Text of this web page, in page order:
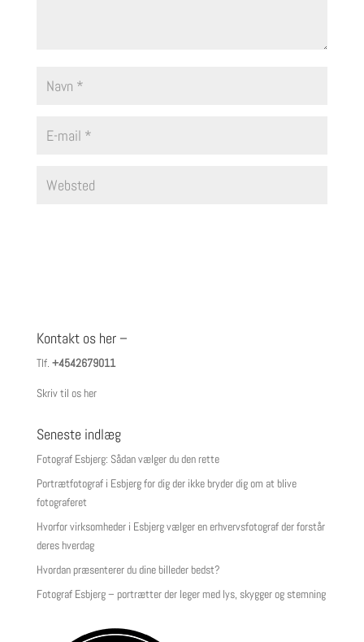
Kontakt os her –
Tlf. +4542679011
Skriv til os her
Seneste indlæg
Fotograf Esbjerg: Sådan vælger du den rette
Portrætfotograf i Esbjerg for dig der ikke bryder dig om at blive
fotograferet
Hvorfor virksomheder i Esbjerg vælger en erhvervsfotograf der forstår
deres hverdag
Hvordan præsenterer du dine billeder bedst?
Fotograf Esbjerg – portrætter der leger med lys, skygger og stemning